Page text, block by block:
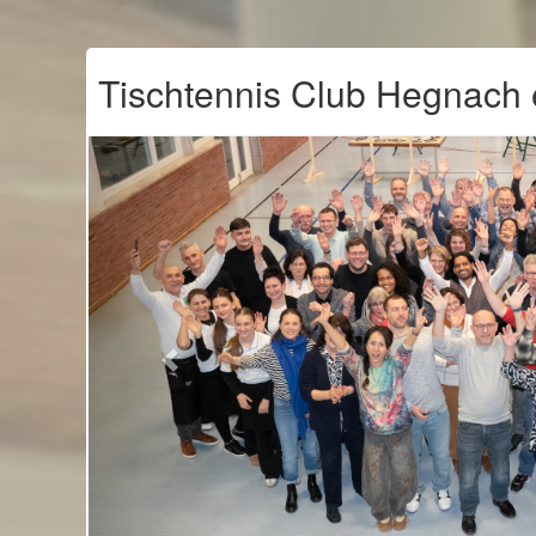
Tischtennis Club Hegnach